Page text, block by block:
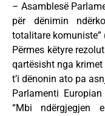
– Asamblesë
për dënimin
totalitare komuniste”
Përmes këtyre
qartësisht nga
t’i dënonin ato pa
Parlamenti
“Mbi ndërgjegjen